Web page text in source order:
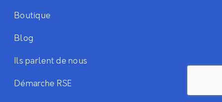
Boutique
Blog
Ils parlent de nous
Démarche RSE